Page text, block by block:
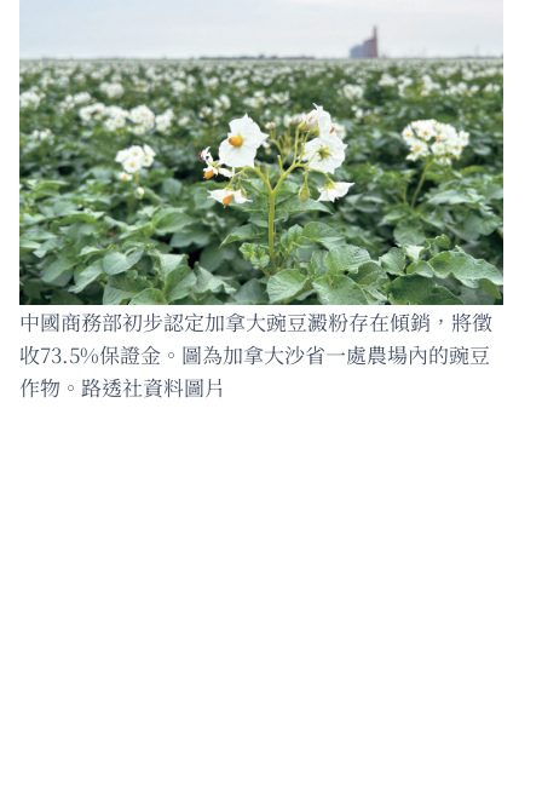
中國商務部初步認定加拿大豌豆澱粉存在傾銷，將徵
收73.5%保證金。圖為加拿大沙省一處農場內的豌豆
作物。路透社資料圖片